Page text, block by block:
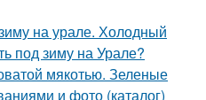
на урале. Холодный
под зиму на Урале?
мякотью. Зеленые
и фото (каталог)